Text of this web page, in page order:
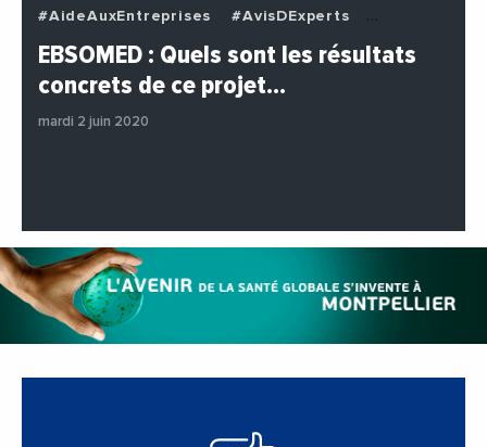
#AideAuxEntreprises
#AvisDExperts
#BuzzNews
#Decideurs
#Entreprises
#Institutions
EBSOMED : Quels sont les résultats
concrets de ce projet…
mardi 2 juin 2020